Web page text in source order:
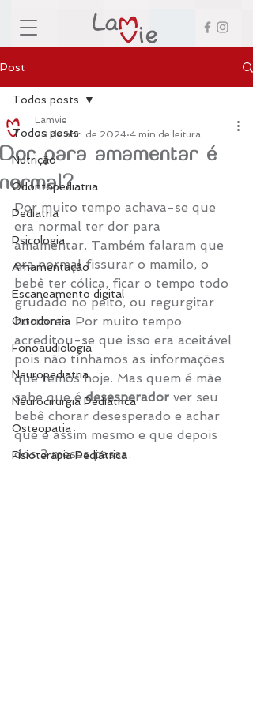
Post
Todos posts
Nutrição
Odontopediatria
Pediatria
Psicologia
Amamentação
Escaneamento digital
Ortodontia
Fonoaudiologia
Neuropediatria
Neurocirurgia Pediátrica
Osteopatia
Fisioterapia Pediátrica
Todos posts
Dor para amamentar é
normal?
Lamvie
29 de abr. de 2024 4 min de leitura
Por muito tempo achava-se que
era normal ter dor para
amamentar. Também falaram que
era normal fissurar o mamilo, o
bebê ter cólica, ficar o tempo todo
grudado no peito, ou regurgitar
horrores. Por muito tempo
acreditou-se que isso era aceitável
pois não tínhamos as informações
que temos hoje. Mas quem é mãe
sabe que é desesperador ver seu
bebê chorar desesperado e achar
que é assim mesmo e que depois
dos 3 meses passa.